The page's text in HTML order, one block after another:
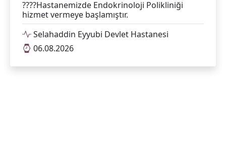
????Hastanemizde Endokrinoloji Polikliniği
hizmet vermeye başlamıştır.
Selahaddin Eyyubi Devlet Hastanesi
06.08.2026